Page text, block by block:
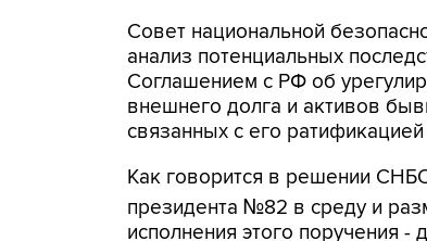
Совет национальной
анализ потенциальных
Соглашением с РФ об
внешнего долга и активов
связанных с его
Как говорится в решении
президента №82 в среду и
исполнения этого поручения